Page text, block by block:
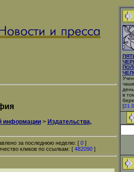
в
[
информации> Издательства,
за последнюю неделю: [ 0]
кликов по ссылкам: [ 482090]